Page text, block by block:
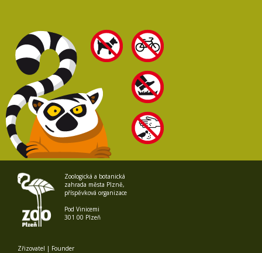
Zoologická a botanická
zahrada města Plzně,
příspěvková organizace
Pod Vinicemi
301 00 Plzeň
Zřizovatel | Founder